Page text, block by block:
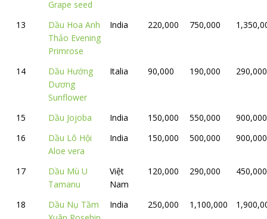
Grape seed
13
Dầu Hoa Anh
Thảo Evening
Primrose
India 220,000 750,000
14
Dầu Hướng
Dương
Sunflower
Italia 90,000 190,000 290,000
15 Dầu Jojoba India 150,000 550,000
900,000
16
Dầu Lô Hội
Aloe vera
India 150,000 500,000 900,000
17
Dầu Mù U
Tamanu
Việt
Nam
120,000 290,000 450,000
18
Dầu Nụ Tầm
India 250,000 1,100,000